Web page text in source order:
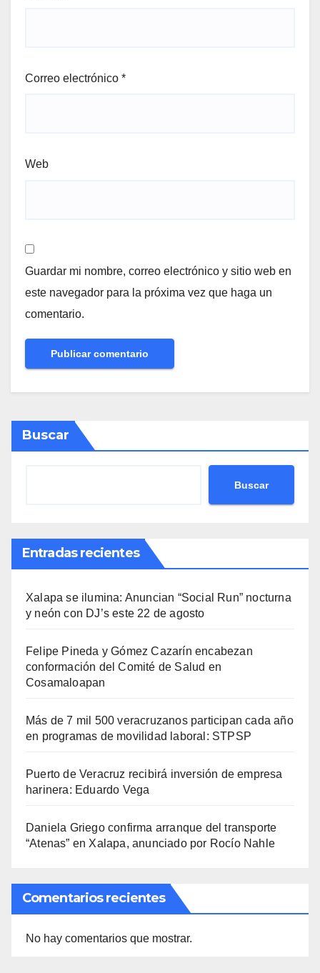
Correo electrónico *
Web
Guardar mi nombre, correo electrónico y sitio web en
este navegador para la próxima vez que haga un
comentario.
Buscar
Buscar
Entradas recientes
Xalapa se ilumina: Anuncian “Social Run” nocturna
y neón con DJ’s este 22 de agosto
Felipe Pineda y Gómez Cazarín encabezan
conformación del Comité de Salud en
Cosamaloapan
Más de 7 mil 500 veracruzanos participan cada año
en programas de movilidad laboral: STPSP
Puerto de Veracruz recibirá inversión de empresa
harinera: Eduardo Vega
Daniela Griego confirma arranque del transporte
“Atenas” en Xalapa, anunciado por Rocío Nahle
Comentarios recientes
No hay comentarios que mostrar.